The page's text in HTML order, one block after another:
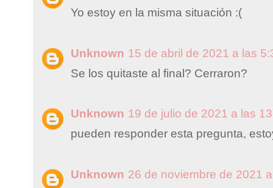
Yo estoy en la misma situación :(
Unknown 15 de abril de 2021 a las
Se los quitaste al final? Cerraron?
Unknown 19 de julio de 2021 a las
pueden responder esta pregunta,
Unknown 26 de noviembre de 2021